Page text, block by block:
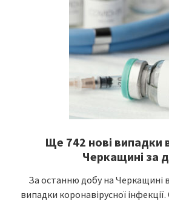
Ще 742 нові випадки
Черкащині за
За останню добу на Черкащині
випадки коронавірусної